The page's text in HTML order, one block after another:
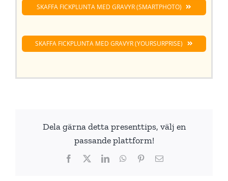
SKAFFA FICKPLUNTA MED GRAVYR (SMARTPHOTO)
SKAFFA FICKPLUNTA MED GRAVYR (YOURSURPRISE)
Dela gärna detta presenttips, välj en
passande plattform!
Facebook LinkedInWhatsApp
Pinterest
E-